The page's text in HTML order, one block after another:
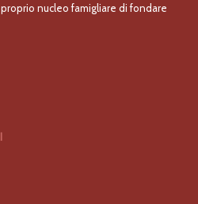
nucleo famigliare di fondare